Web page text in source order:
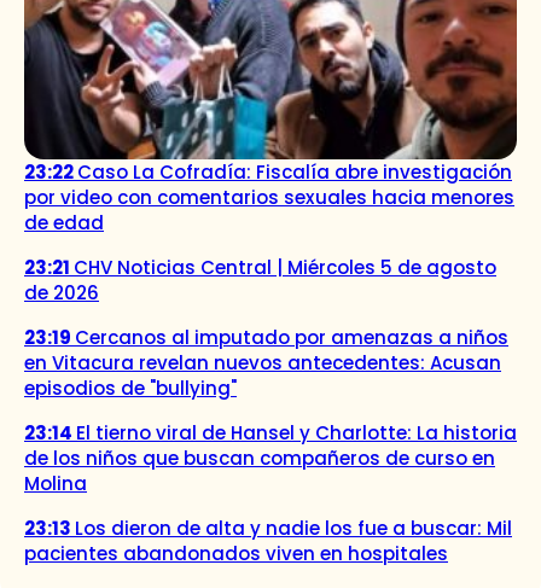
23:22Caso La Cofradía: Fiscalía abre investigación
por video con comentarios sexuales hacia menores
de edad
23:21 CHV Noticias Central | Miércoles 5 de agosto
de 2026
23:19 Cercanos al imputado por amenazas a niños
en Vitacura revelan nuevos antecedentes: Acusan
episodios de "bullying"
23:14 El tierno viral de Hansel y Charlotte: La historia
de los niños que buscan compañeros de curso en
Molina
23:13 Los dieron de alta y nadie los fue a buscar: Mil
pacientes abandonados viven en hospitales